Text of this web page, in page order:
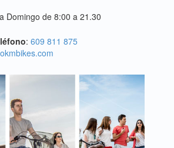
Domingo de 8:00 a 21.30
: 609 811 875